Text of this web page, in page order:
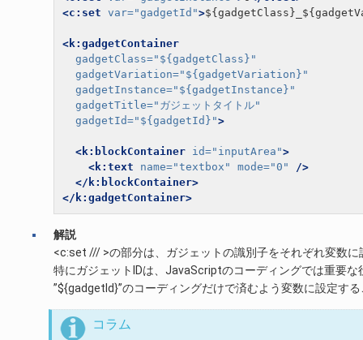
<c:set var="gadgetId">
<k:gadgetContainer
gadgetClass="${gadgetClass}"
gadgetVariation="${gadgetVariation}"
gadgetInstance="${gadgetInstance}"
gadgetTitle="ガジェットタイトル"
gadgetId="${gadgetId}">
<k:blockContainer id="inputArea">
<k:text
name="textbox" mode="0"
/>
</k:blockContainer>
</k:gadgetContainer>
解説
<c:set /// >の部分は、ガジェットの識別子をそれぞれ変数に
特にガジェットIDは、JavaScriptのコーディングでは重要な
”${gadgetId}”のコーディングだけで済むよう変数に設定す
コラム